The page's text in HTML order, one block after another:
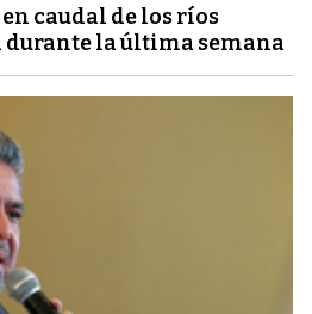
caudal de los ríos
durante la última semana